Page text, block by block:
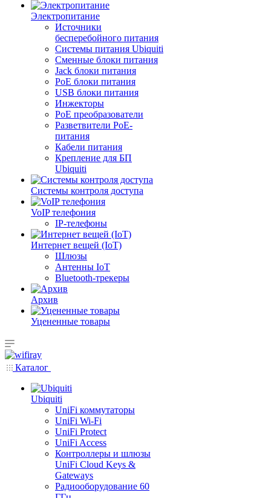
Электропитание
Источники
бесперебойного питания
Системы питания Ubiquiti
Сменные блоки питания
Jack блоки питания
PoE блоки питания
USB блоки питания
Инжекторы
PoE преобразователи
Разветвители PoE-
питания
Кабели питания
Крепление для БП
Ubiquiti
Системы контроля доступа
VoIP телефония
IP-телефоны
Интернет вещей (IoT)
Шлюзы
Антенны IoT
Bluetooth-трекеры
Архив
Уцененные товары
Каталог
Ubiquiti
UniFi коммутаторы
UniFi Wi-Fi
UniFi Protect
UniFi Access
Контроллеры и шлюзы
UniFi Cloud Keys &
Gateways
Радиооборудование 60